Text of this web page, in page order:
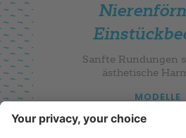
Sanfte Rundungen
ästhetische
MODELLE